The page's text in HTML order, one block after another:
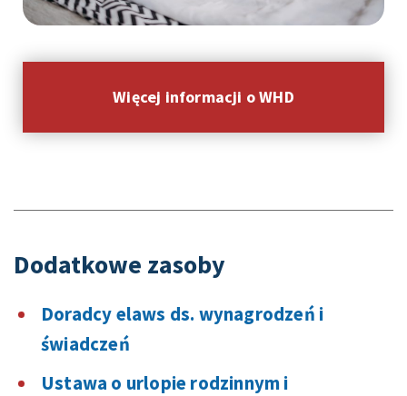
Więcej informacji o WHD
Dodatkowe zasoby
Doradcy elaws ds. wynagrodzeń i
świadczeń
Ustawa o urlopie rodzinnym i